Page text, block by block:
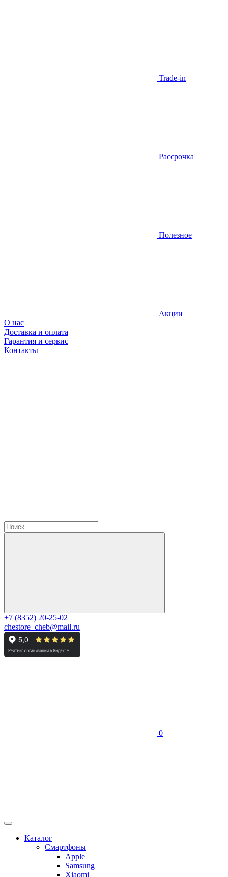
Trade-in
Рассрочка
Полезное
Акции
О нас
Доставка и оплата
Гарантия и сервис
Контакты
+7 (8352) 20-25-02
chestore_cheb@mail.ru
0
Каталог
Смартфоны
Apple
Samsung
Xiaomi